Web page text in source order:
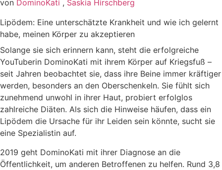
von DominoKati , Saskia Hirschberg
Lipödem: Eine unterschätzte Krankheit und wie ich gelernt
habe, meinen Körper zu akzeptieren
Solange sie sich erinnern kann, steht die erfolgreiche
YouTuberin DominoKati mit ihrem Körper auf Kriegsfuß –
seit Jahren beobachtet sie, dass ihre Beine immer kräftiger
werden, besonders an den Oberschenkeln. Sie fühlt sich
zunehmend unwohl in ihrer Haut, probiert erfolglos
zahlreiche Diäten. Als sich die Hinweise häufen, dass ein
Lipödem die Ursache für ihr Leiden sein könnte, sucht sie
eine Spezialistin auf.
2019 geht DominoKati mit ihrer Diagnose an die
Öffentlichkeit, um anderen Betroffenen zu helfen. Rund 3,8